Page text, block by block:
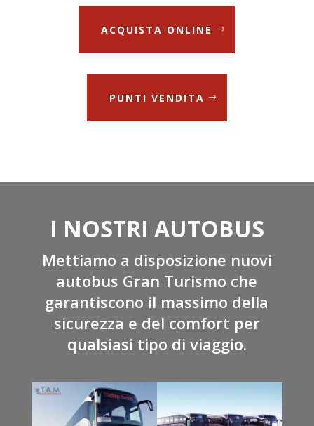
ACQUISTA ONLINE
PUNTI VENDITA
I NOSTRI AUTOBUS
Mettiamo a disposizione nuovi
autobus Gran Turismo che
garantiscono il massimo della
sicurezza e del comfort per
qualsiasi tipo di viaggio.